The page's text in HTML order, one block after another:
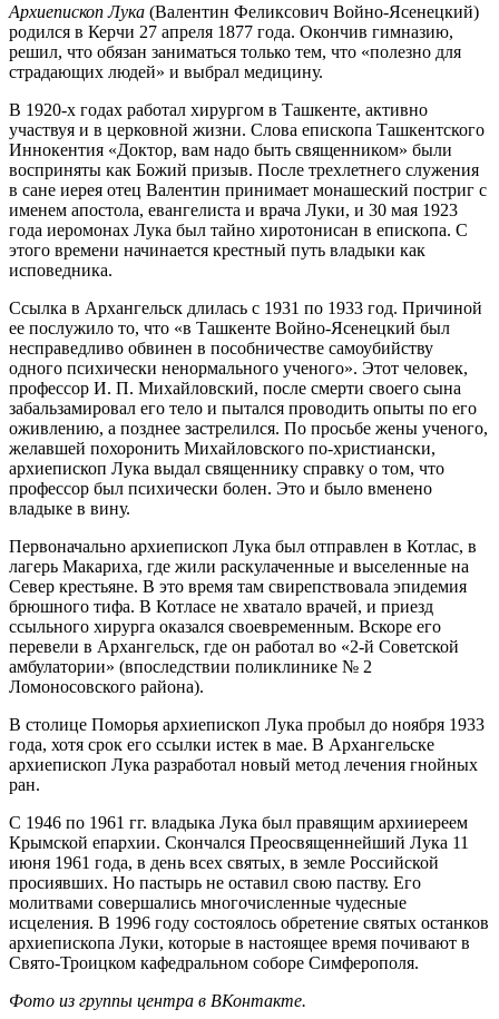
Архиепископ Лука (Валентин Феликсович Войно-Ясенецкий)
родился в Керчи 27 апреля 1877 года. Окончив гимназию,
решил, что обязан заниматься только тем, что «полезно для
страдающих людей» и выбрал медицину.
В 1920-х годах работал хирургом в Ташкенте, активно
участвуя и в церковной жизни. Слова епископа Ташкентского
Иннокентия «Доктор, вам надо быть священником» были
восприняты как Божий призыв. После трехлетнего служения
в сане иерея отец Валентин принимает монашеский постриг с
именем апостола, евангелиста и врача Луки, и 30 мая 1923
года иеромонах Лука был тайно хиротонисан в епископа. С
этого времени начинается крестный путь владыки как
исповедника.
Ссылка в Архангельск длилась с 1931 по 1933 год. Причиной
ее послужило то, что «в Ташкенте Войно-Ясенецкий был
несправедливо обвинен в пособничестве самоубийству
одного психически ненормального ученого». Этот человек,
профессор И. П. Михайловский, после смерти своего сына
забальзамировал его тело и пытался проводить опыты по его
оживлению, а позднее застрелился. По просьбе жены ученого,
желавшей похоронить Михайловского по-христиански,
архиепископ Лука выдал священнику справку о том, что
профессор был психически болен. Это и было вменено
владыке в вину.
Первоначально архиепископ Лука был отправлен в Котлас, в
лагерь Макариха, где жили раскулаченные и выселенные на
Север крестьяне. В это время там свирепствовала эпидемия
брюшного тифа. В Котласе не хватало врачей, и приезд
ссыльного хирурга оказался своевременным. Вскоре его
перевели в Архангельск, где он работал во «2-й Советской
амбулатории» (впоследствии поликлинике № 2
Ломоносовского района).
В столице Поморья архиепископ Лука пробыл до ноября 1933
года, хотя срок его ссылки истек в мае. В Архангельске
архиепископ Лука разработал новый метод лечения гнойных
ран.
С 1946 по 1961 гг. владыка Лука был правящим архииереем
Крымской епархии. Скончался Преосвященнейший Лука 11
июня 1961 года, в день всех святых, в земле Российской
просиявших. Но пастырь не оставил свою паству. Его
молитвами совершались многочисленные чудесные
исцеления. В 1996 году состоялось обретение святых останков
архиепископа Луки, которые в настоящее время почивают в
Свято-Троицком кафедральном соборе Симферополя.
Фото из группы центра в ВКонтакте.